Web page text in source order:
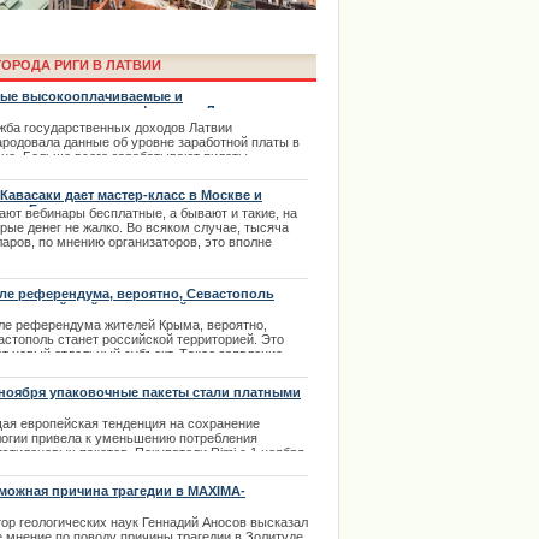
Rendezvous Jūrmala будет
в Риге с автошколой
РИГИ В ЛАТВИИ
высокооплачиваемые и
профессии в Латвии
государственных доходов Латвии
данные об уровне заработной платы в
Больше всего зарабатывают пилоты
церкви.
дает мастер-класс в Москве и
Балтии
вебинары бесплатные, а бывают и такие, на
денег не жалко. Во всяком случае, тысяча
по мнению организаторов, это вполне
референдума, вероятно, Севастополь
российской территорией
референдума жителей Крыма, вероятно,
станет российской территорией. Это
новый отдельный субъект. Такое заявление
главы городской администрации
Дмитрий Белик.
упаковочные пакеты стали платными
европейская тенденция на сохранение
привела к уменьшению потребления
пакетов Покупатели Rimi с 1 ноября
свыше 10 латов пакеты выдавались
.Новая политика магазина направлена
продуктовые сумки.
причина трагедии в MAXIMA-
геологических наук Геннадий Аносов высказал